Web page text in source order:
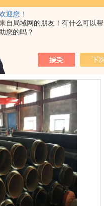
迎您！
自局域网的朋友！有什么可以帮
助您的吗？